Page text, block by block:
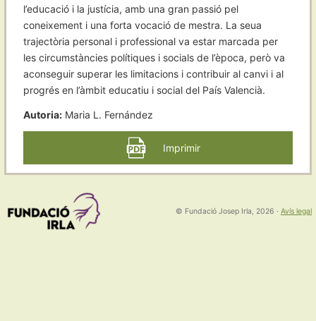
l’educació i la justícia, amb una gran passió pel
coneixement i una forta vocació de mestra. La seua
trajectòria personal i professional va estar marcada per
les circumstàncies polítiques i socials de l’època, però va
aconseguir superar les limitacions i contribuir al canvi i al
progrés en l’àmbit educatiu i social del País Valencià.
Autoria: Maria L. Fernández
Imprimir
© Fundació Josep Irla, 2026 · Avís legal